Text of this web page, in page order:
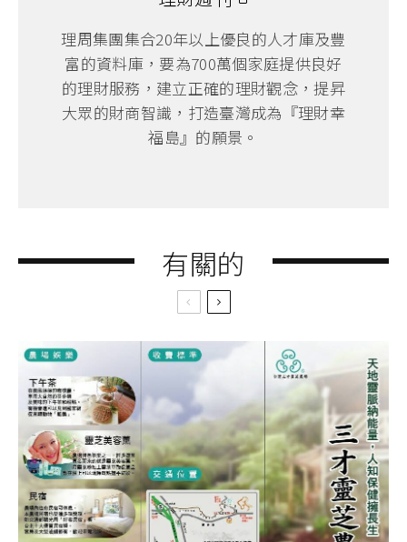
理周集團集合20年以上優良的人才庫及豐
富的資料庫，要為700萬個家庭提供良好
的理財服務，建立正確的理財觀念，提昇
大眾的財商智識，打造臺灣成為『理財幸
福島』的願景。
有關的